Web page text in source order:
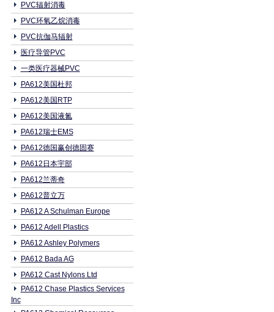
PVC辐射消毒
PVC环氧乙烷消毒
PVC抗伽马辐射
医疗导管PVC
一类医疗器械PVC
PA612美国杜邦
PA612美国RTP
PA612美国液氮
PA612瑞士EMS
PA612德国赢创德固赛
PA612日本宇部
PA612兰蒂奇
PA612普立万
PA612 A Schulman Europe
PA612 Adell Plastics
PA612 Ashley Polymers
PA612 Bada AG
PA612 Cast Nylons Ltd
PA612 Chase Plastics Services
Inc